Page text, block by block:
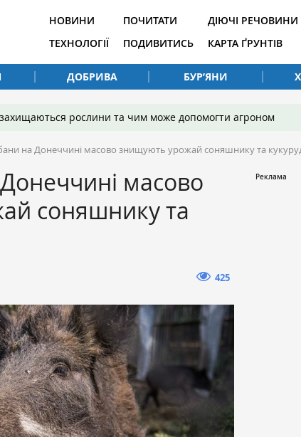
НОВИНИ
ТЕХНОЛОГІЇ
ПОЧИТАТИ
ПОДИВИТИСЬ
ДІЮЧІ РЕЧОВИНИ
КАРТА ҐРУНТІВ
ДОБРИВА БУР’ЯНИ
захищаються рослини та чим може допомогти агроном
на Донеччині масово знищують урожай соняшнику та
масово
соняшнику та
425